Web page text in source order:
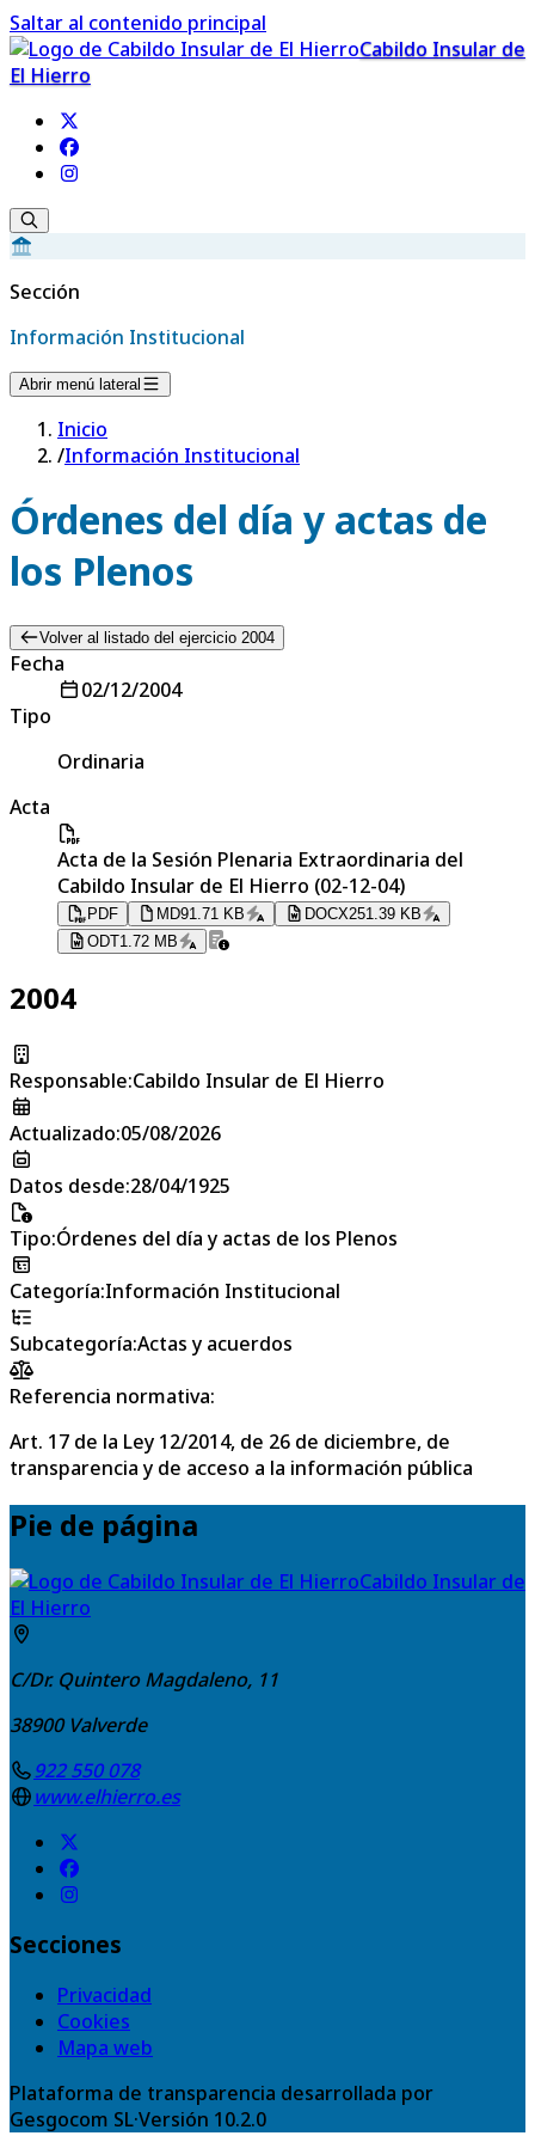
Saltar al contenido principal
Cabildo Insular de
El Hierro
Sección
Información Institucional
Abrir menú lateral
Inicio
/Información Institucional
Órdenes del día y actas de
los Plenos
Volver al listado del ejercicio 2004
Fecha
02/12/2004
Tipo
Ordinaria
Acta
Acta de la Sesión Plenaria Extraordinaria del
Cabildo Insular de El Hierro (02-12-04)
PDF MD91.71 KB DOCX251.39 KB
ODT1.72 MB
2004
Responsable:Cabildo Insular de El Hierro
Actualizado:05/08/2026
Datos desde:28/04/1925
Tipo:Órdenes del día y actas de los Plenos
Categoría:Información Institucional
Subcategoría:Actas y acuerdos
Referencia normativa:
Art. 17 de la Ley 12/2014, de 26 de diciembre, de
transparencia y de acceso a la información pública
Pie de página
Cabildo Insular de
El Hierro
C/Dr. Quintero Magdaleno, 11
38900 Valverde
922 550 078
www.elhierro.es
Secciones
Privacidad
Cookies
Mapa web
Plataforma de transparencia desarrollada por
Gesgocom SL·Versión 10.2.0